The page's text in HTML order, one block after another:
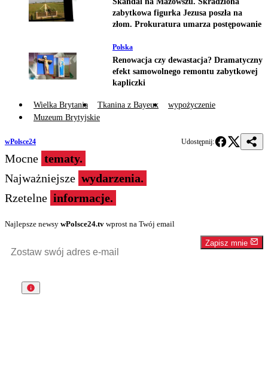
zabytkowa figurka Jezusa poszła na
złom. Prokuratura umarza postępowanie
Polska
Renowacja czy dewastacja? Dramatyczny
efekt samowolnego remontu zabytkowej
kapliczki
Wielka Brytania Tkanina z Bayeux
wypożyczenie
Muzeum Brytyjskie
wPolsce24 Udostępnij:
Mocne tematy.
Najważniejsze wydarzenia.
Rzetelne informacje.
Najlepsze newsy wPolsce24.tv wprost na Twój email
Zapisz mnie